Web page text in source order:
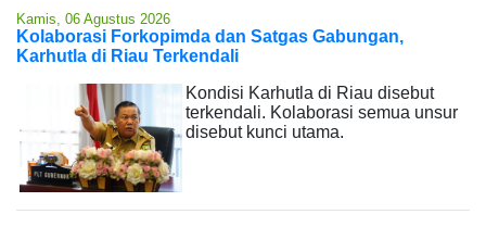
Kamis, 06 Agustus 2026
Kolaborasi Forkopimda dan Satgas Gabungan,
Karhutla di Riau Terkendali
Kondisi Karhutla di Riau disebut
terkendali. Kolaborasi semua unsur
disebut kunci utama.